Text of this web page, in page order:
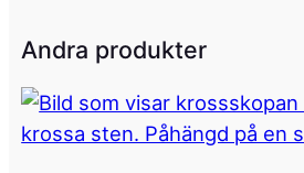
Andra produkter